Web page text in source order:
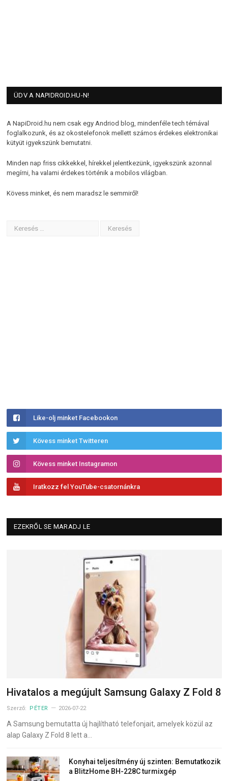
ÜDV A NAPIDROID.HU-N!
A NapiDroid.hu nem csak egy Andriod blog, mindenféle tech témával
foglalkozunk, és az okostelefonok mellett számos érdekes elektronikai
kütyüt igyekszünk bemutatni.
Minden nap friss cikkekkel, hírekkel jelentkezünk, igyekszünk azonnal
megírni, ha valami érdekes történik a mobilos világban.
Kövess minket, és nem maradsz le semmiről!
Like-olj minket Facebookon
Kövess minket Twitteren
Kövess minket Instagramon
Iratkozz fel YouTube-csatornánkra
EZEKRŐL SE MARADJ LE
Hivatalos a megújult Samsung Galaxy Z Fold 8
Szerző: PÉTER 2026-07-22
A Samsung bemutatta új hajlítható telefonjait, amelyek közül az
alap Galaxy Z Fold 8 lett a…
Konyhai teljesítmény új szinten: Bemutatkozik
a BlitzHome BH-228C turmixgép